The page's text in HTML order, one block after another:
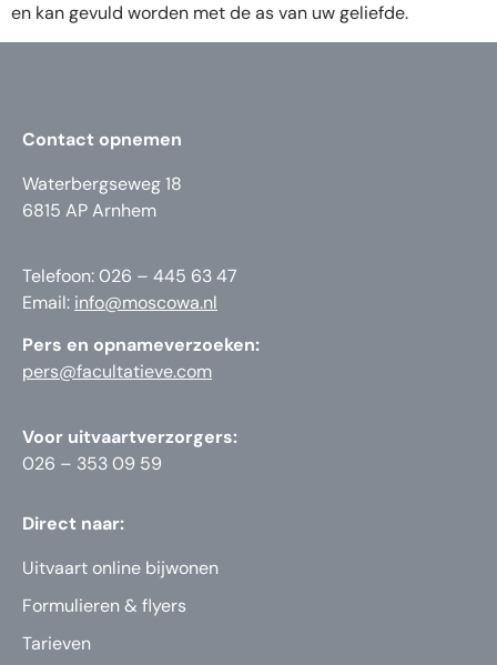
en kan gevuld worden met de as van uw geliefde.
Contact opnemen
Waterbergseweg 18
6815 AP Arnhem
Telefoon: 026 – 445 63 47
Email: info@moscowa.nl
Pers en opnameverzoeken:
pers@facultatieve.com
Voor uitvaartverzorgers:
026 – 353 09 59
Direct naar:
Uitvaart online bijwonen
Formulieren & flyers
Tarieven